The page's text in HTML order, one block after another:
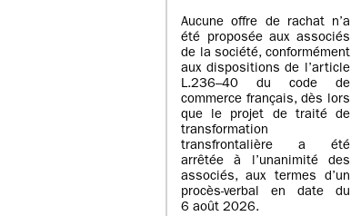
Aucune offre de rachat n’a
été proposée aux associés
de la société, conformément
aux dispositions de l’article
L.236–40 du code de
commerce français, dès lors
que le projet de traité de
transformation
transfrontalière a été
arrêtée à l’unanimité des
associés, aux termes d’un
procès-verbal en date du
6 août 2026.